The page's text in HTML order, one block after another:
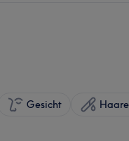
Gesicht